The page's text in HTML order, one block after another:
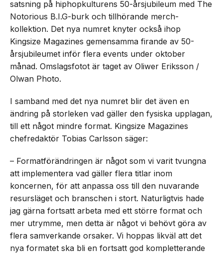
satsning på hiphopkulturens 50-årsjubileum med The
Notorious B.I.G-burk och tillhörande merch-
kollektion. Det nya numret knyter också ihop
Kingsize Magazines gemensamma firande av 50-
årsjubileumet inför flera events under oktober
månad. Omslagsfotot är taget av Oliwer Eriksson /
Olwan Photo.
I samband med det nya numret blir det även en
ändring på storleken vad gäller den fysiska upplagan,
till ett något mindre format. Kingsize Magazines
chefredaktör Tobias Carlsson säger:
– Formatförändringen är något som vi varit tvungna
att implementera vad gäller flera titlar inom
koncernen, för att anpassa oss till den nuvarande
resursläget och branschen i stort. Naturligtvis hade
jag gärna fortsatt arbeta med ett större format och
mer utrymme, men detta är något vi behövt göra av
flera samverkande orsaker. Vi hoppas likväl att det
nya formatet ska bli en fortsatt god kompletterande